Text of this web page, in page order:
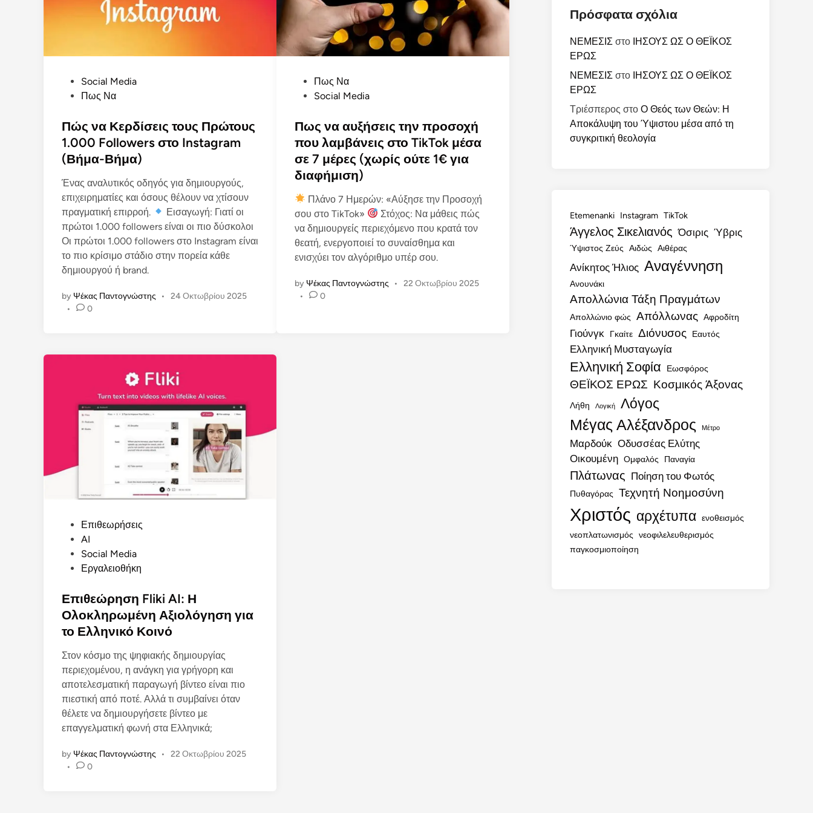
t
e
d
n
Social Media
Πως Να
Πώς να Κερδίσεις τους Πρώτους
1.000 Followers στο Instagram
(Βήμα-Βήμα)
Ένας αναλυτικός οδηγός για δημιουργούς,
επιχειρηματίες και όσους θέλουν να χτίσουν
πραγματική επιρροή.
Εισαγωγή: Γιατί οι
πρώτοι 1.000 followers είναι οι πιο δύσκολοι
Οι πρώτοι 1.000 followers στο Instagram είναι
το πιο κρίσιμο στάδιο στην πορεία κάθε
δημιουργού ή brand.
by Ψέκας Παντογνώστης •
24 Οκτωβρίου 2025
•
0
t
e
n
Πως Να
Social Media
Πως να αυξήσεις την προσοχή
που λαμβάνεις στο TikTok μέσα
σε 7 μέρες (χωρίς ούτε 1€ για
διαφήμιση)
Πλάνο 7 Ημερών: «Αύξησε την Προσοχή
σου στο TikTok»
Στόχος: Να μάθεις πώς
να δημιουργείς περιεχόμενο που κρατά τον
θεατή, ενεργοποιεί το συναίσθημα και
ενισχύει τον αλγόριθμο υπέρ σου.
by Ψέκας Παντογνώστης •
22 Οκτωβρίου 2025
•
0
d
i
Επιθεωρήσεις
AI
Social Media
Εργαλειοθήκη
Επιθεώρηση Fliki AI: Η
Ολοκληρωμένη Αξιολόγηση για
το Ελληνικό Κοινό
Στον κόσμο της ψηφιακής δημιουργίας
περιεχομένου, η ανάγκη για γρήγορη και
αποτελεσματική παραγωγή βίντεο είναι πιο
πιεστική από ποτέ. Αλλά τι συμβαίνει όταν
θέλετε να δημιουργήσετε βίντεο με
επαγγελματική φωνή στα Ελληνικά;
by Ψέκας Παντογνώστης •
22 Οκτωβρίου 2025
•
0
Πρόσφατα σχόλια
ΝΕΜΕΣΙΣ στο ΙΗΣΟΥΣ ΩΣ Ο ΘΕΪΚΟΣ
ΕΡΩΣ
ΝΕΜΕΣΙΣ στο ΙΗΣΟΥΣ ΩΣ Ο ΘΕΪΚΟΣ
ΕΡΩΣ
Τριέσπερος στο Ο Θεός των Θεών: Η
Αποκάλυψη του Ύψιστου μέσα από τη
συγκριτική θεολογία
Etemenanki Instagram TikTok
Άγγελος Σικελιανός Όσιρις Ύβρις
Ύψιστος Ζεύς Αιδώς Αιθέρας
Ανίκητος Ήλιος Αναγέννηση
Ανουνάκι
Απολλώνια Τάξη Πραγμάτων
Απολλώνιο φώς Απόλλωνας Αφροδίτη
Γιούνγκ Γκαίτε Διόνυσος Εαυτός
Ελληνική Μυσταγωγία
Ελληνική Σοφία Εωσφόρος
ΘΕΪΚΟΣ ΕΡΩΣ Κοσμικός Άξονας
Λήθη Λογική Λόγος
Μέγας Αλέξανδρος Μέτρο
Μαρδούκ Οδυσσέας Ελύτης
Οικουμένη Ομφαλός Παναγία
Πλάτωνας Ποίηση του Φωτός
Πυθαγόρας Τεχνητή Νοημοσύνη
Χριστός αρχέτυπα ενοθεισμός
νεοπλατωνισμός νεοφιλελευθερισμός
παγκοσμιοποίηση